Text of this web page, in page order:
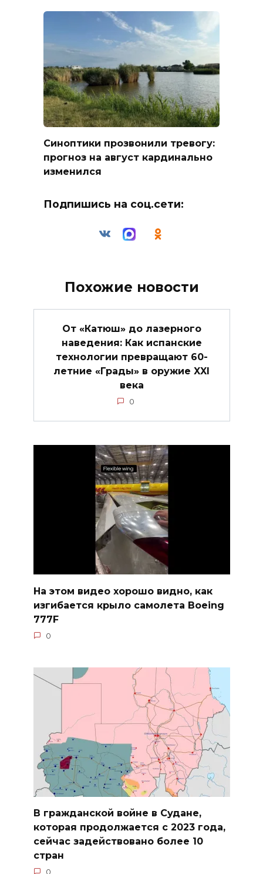
Синоптики прозвонили тревогу:
прогноз на август кардинально
изменился
Подпишись на соц.сети:
Похожие новости
От «Катюш» до лазерного
наведения: Как испанские
технологии превращают 60-
летние «Грады» в оружие XXI
века
0
На этом видео хорошо видно, как
изгибается крыло самолета Boeing
777F
0
В гражданской войне в Судане,
которая продолжается с 2023 года,
сейчас задействовано более 10
стран
0